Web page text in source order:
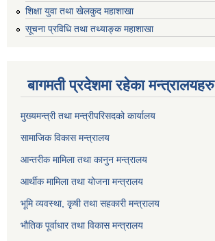
शिक्षा युवा तथा खेलकुद महाशाखा
सूचना प्रविधि तथा तथ्याङ्क महाशाखा
बागमती प्रदेशमा रहेका मन्त्रालयहरु
मुख्यमन्त्री तथा मन्त्रीपरिसदको कार्यालय
सामाजिक विकास मन्त्रालय
आन्तरीक मामिला तथा कानुन मन्त्रालय
आर्थीक मामिला तथा योजना मन्त्रालय
भूमि व्यवस्था, कृषी तथा सहकारी मन्त्रालय
भौतिक पूर्वाधार तथा विकास मन्त्रालय